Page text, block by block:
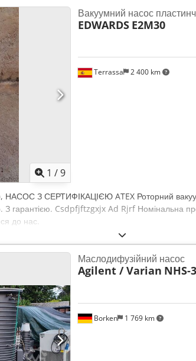
1 /9
Terrassa 2 400 km
Вакуумний насос
EDWARDS E2M30
, НАСОС З СЕРТИФІКАЦІЄЮ ATEX Роторний
З гарантією. Csdpfjftzgxjx Ad Rjrf Номінальна
до нас.
Borken 1 769 km
Маслодифузійний насос
Agilent / Varian NHS-